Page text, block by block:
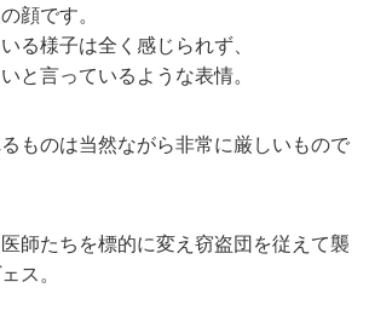
顔です。
る様子は全く感じられず、
と言っているような表情。
ものは当然ながら非常に厳しいもので
師たちを標的に変え窃盗団を従えて襲
ス。